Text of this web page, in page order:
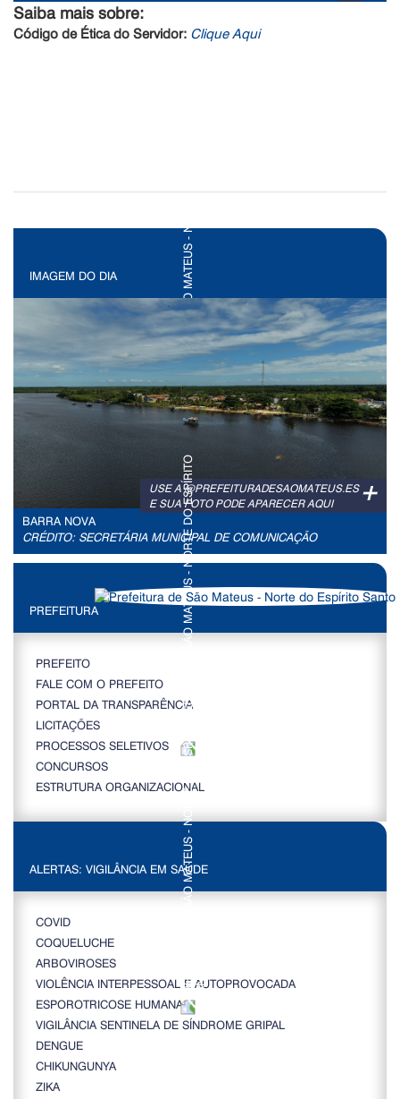
Saiba mais sobre:
Código de Ética do Servidor: Clique Aqui
IMAGEM DO DIA
+
USE A @PREFEITURADESAOMATEUS.ES
E SUA FOTO PODE APARECER AQUI
BARRA NOVA
CRÉDITO: SECRETÁRIA MUNICIPAL DE COMUNICAÇÃO
PREFEITURA
PREFEITO
FALE COM O PREFEITO
PORTAL DA TRANSPARÊNCIA
LICITAÇÕES
PROCESSOS SELETIVOS
CONCURSOS
ESTRUTURA ORGANIZACIONAL
ALERTAS: VIGILÂNCIA EM SAÚDE
COVID
COQUELUCHE
ARBOVIROSES
VIOLÊNCIA INTERPESSOAL E AUTOPROVOCADA
ESPOROTRICOSE HUMANA
VIGILÂNCIA SENTINELA DE SÍNDROME GRIPAL
DENGUE
CHIKUNGUNYA
ZIKA